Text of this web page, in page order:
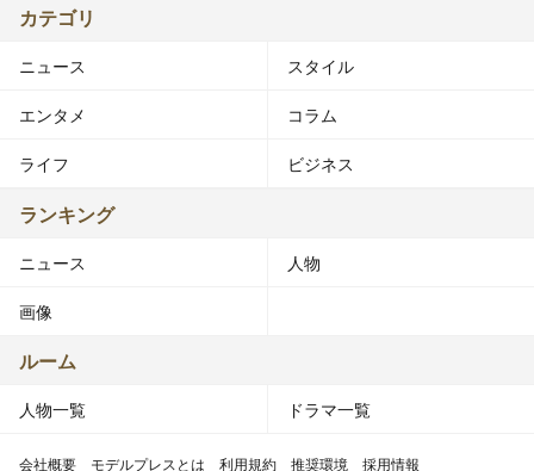
カテゴリ
ニュース スタイル
エンタメ コラム
ライフ ビジネス
ランキング
ニュース 人物
画像
ルーム
人物一覧 ドラマ一覧
会社概要 モデルプレスとは 利用規約 推奨環境 採用情報